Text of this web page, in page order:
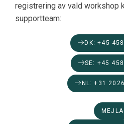
registrering av vald workshop
supportteam:
DK: +45
SE: +45
NL: +31
MEJLA